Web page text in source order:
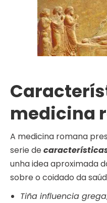
medicina
A medicina romana
serie de
unha idea aproximada
sobre o coidado da
Tiña influencia grega